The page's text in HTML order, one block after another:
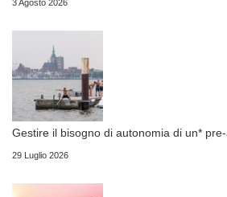
3 Agosto 2026
Gestire il bisogno di autonomia di un*
29 Luglio 2026